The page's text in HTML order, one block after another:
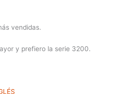
vendidas.
y prefiero la serie 3200.